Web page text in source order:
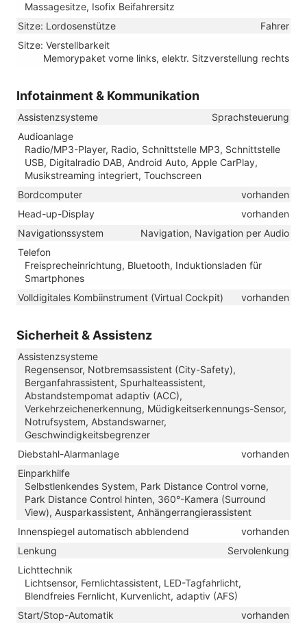
Massagesitze, Isofix Beifahrersitz
Sitze: Lordosenstütze
Fahrer
Sitze: Verstellbarkeit
Memorypaket vorne links, elektr. Sitzverstellung rechts
Infotainment & Kommunikation
Assistenzsysteme
Sprachsteuerung
Audioanlage
Radio/MP3-Player, Radio, Schnittstelle MP3, Schnittstelle
USB, Digitalradio DAB, Android Auto, Apple CarPlay,
Musikstreaming integriert, Touchscreen
Bordcomputer
vorhanden
Head-up-Display
vorhanden
Navigationssystem
Navigation, Navigation per Audio
Telefon
Freisprecheinrichtung, Bluetooth, Induktionsladen für
Smartphones
Volldigitales Kombiinstrument (Virtual Cockpit)
vorhanden
Sicherheit & Assistenz
Assistenzsysteme
Regensensor, Notbremsassistent (City-Safety),
Berganfahrassistent, Spurhalteassistent,
Abstandstempomat adaptiv (ACC),
Verkehrzeichenerkennung, Müdigkeitserkennungs-Sensor,
Notrufsystem, Abstandswarner,
Geschwindigkeitsbegrenzer
Diebstahl-Alarmanlage
vorhanden
Einparkhilfe
Selbstlenkendes System, Park Distance Control vorne,
Park Distance Control hinten, 360°-Kamera (Surround
View), Ausparkassistent, Anhängerrangierassistent
Innenspiegel automatisch abblendend
vorhanden
Lenkung
Servolenkung
Lichttechnik
Lichtsensor, Fernlichtassistent, LED-Tagfahrlicht,
Blendfreies Fernlicht, Kurvenlicht, adaptiv (AFS)
Start/Stop-Automatik
vorhanden